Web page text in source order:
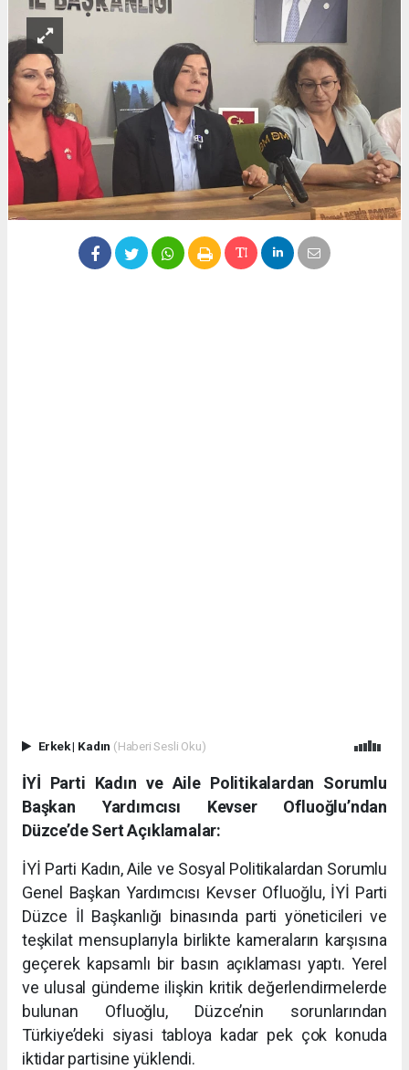
Erkek| Kadın (Haberi Sesli Oku)
İYİ Parti Kadın ve Aile Politikalardan Sorumlu
Başkan Yardımcısı Kevser Ofluoğlu’ndan
Düzce’de Sert Açıklamalar:
İYİ Parti Kadın, Aile ve Sosyal Politikalardan Sorumlu
Genel Başkan Yardımcısı Kevser Ofluoğlu, İYİ Parti
Düzce İl Başkanlığı binasında parti yöneticileri ve
teşkilat mensuplarıyla birlikte kameraların karşısına
geçerek kapsamlı bir basın açıklaması yaptı. Yerel
ve ulusal gündeme ilişkin kritik değerlendirmelerde
bulunan Ofluoğlu, Düzce’nin sorunlarından
Türkiye’deki siyasi tabloya kadar pek çok konuda
iktidar partisine yüklendi.